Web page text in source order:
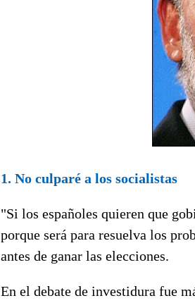
1. No culparé a los socialistas
"Si los españoles quieren que
porque será para resuelva los
antes de ganar las elecciones.
En el debate de investidura fue